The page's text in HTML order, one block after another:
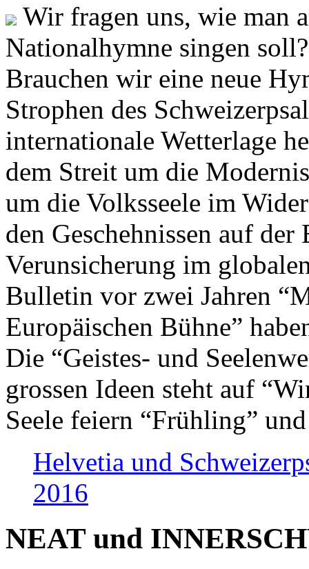
Wir fragen uns, wie man
Nationalhymne singen
Brauchen wir eine neue
Strophen des
internationale Wetterlage
dem Streit um die
um die Volksseele im
den Geschehnissen auf
Verunsicherung im
Bulletin vor zwei Jahren
Europäischen Bühne”
Die “Geistes- und
grossen Ideen steht auf
Seele feiern “Frühling”
Helvetia und
2016
NEAT und